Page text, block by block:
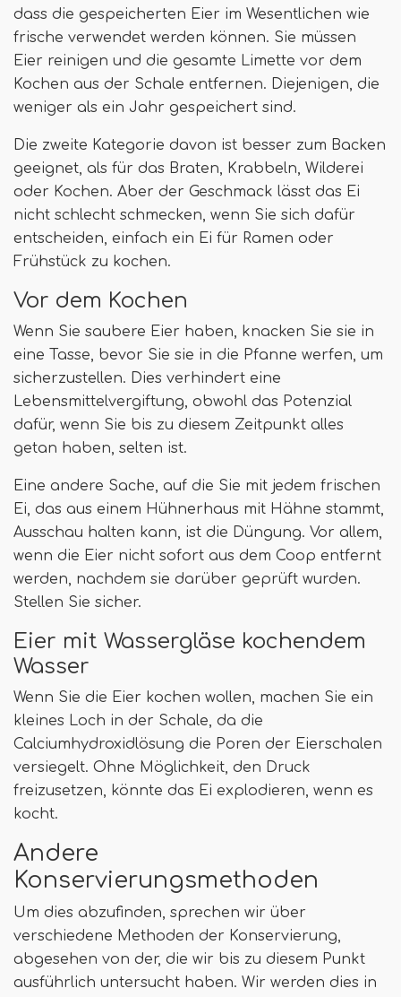
dass die gespeicherten Eier im Wesentlichen wie
frische verwendet werden können. Sie müssen
Eier reinigen und die gesamte Limette vor dem
Kochen aus der Schale entfernen. Diejenigen, die
weniger als ein Jahr gespeichert sind.
Die zweite Kategorie davon ist besser zum Backen
geeignet, als für das Braten, Krabbeln, Wilderei
oder Kochen. Aber der Geschmack lässt das Ei
nicht schlecht schmecken, wenn Sie sich dafür
entscheiden, einfach ein Ei für Ramen oder
Frühstück zu kochen.
Vor dem Kochen
Wenn Sie saubere Eier haben, knacken Sie sie in
eine Tasse, bevor Sie sie in die Pfanne werfen, um
sicherzustellen. Dies verhindert eine
Lebensmittelvergiftung, obwohl das Potenzial
dafür, wenn Sie bis zu diesem Zeitpunkt alles
getan haben, selten ist.
Eine andere Sache, auf die Sie mit jedem frischen
Ei, das aus einem Hühnerhaus mit Hähne stammt,
Ausschau halten kann, ist die Düngung. Vor allem,
wenn die Eier nicht sofort aus dem Coop entfernt
werden, nachdem sie darüber geprüft wurden.
Stellen Sie sicher.
Eier mit Wassergläse kochendem
Wasser
Wenn Sie die Eier kochen wollen, machen Sie ein
kleines Loch in der Schale, da die
Calciumhydroxidlösung die Poren der Eierschalen
versiegelt. Ohne Möglichkeit, den Druck
freizusetzen, könnte das Ei explodieren, wenn es
kocht.
Andere
Konservierungsmethoden
Um dies abzufinden, sprechen wir über
verschiedene Methoden der Konservierung,
abgesehen von der, die wir bis zu diesem Punkt
ausführlich untersucht haben. Wir werden dies in